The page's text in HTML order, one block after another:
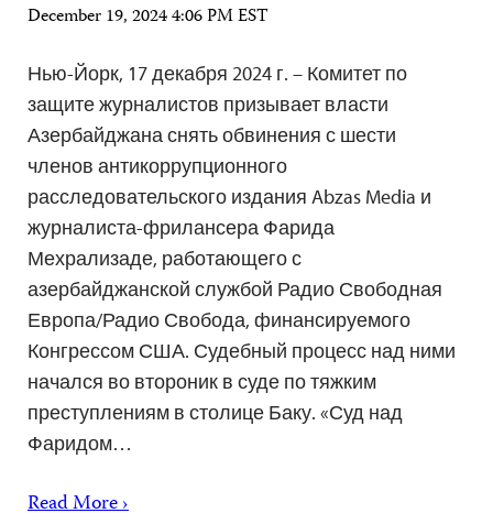
December 19, 2024 4:06 PM EST
Нью-Йорк, 17 декабря 2024 г. – Комитет по
защите журналистов призывает власти
Азербайджана снять обвинения с шести
членов антикоррупционного
расследовательского издания Abzas Media и
журналиста-фрилансера Фарида
Мехрализаде, работающего с
азербайджанской службой Радио Свободная
Европа/Радио Свобода, финансируемого
Конгрессом США. Судебный процесс над ними
начался во второник в суде по тяжким
преступлениям в столице Баку. «Суд над
Фаридом…
Read More ›